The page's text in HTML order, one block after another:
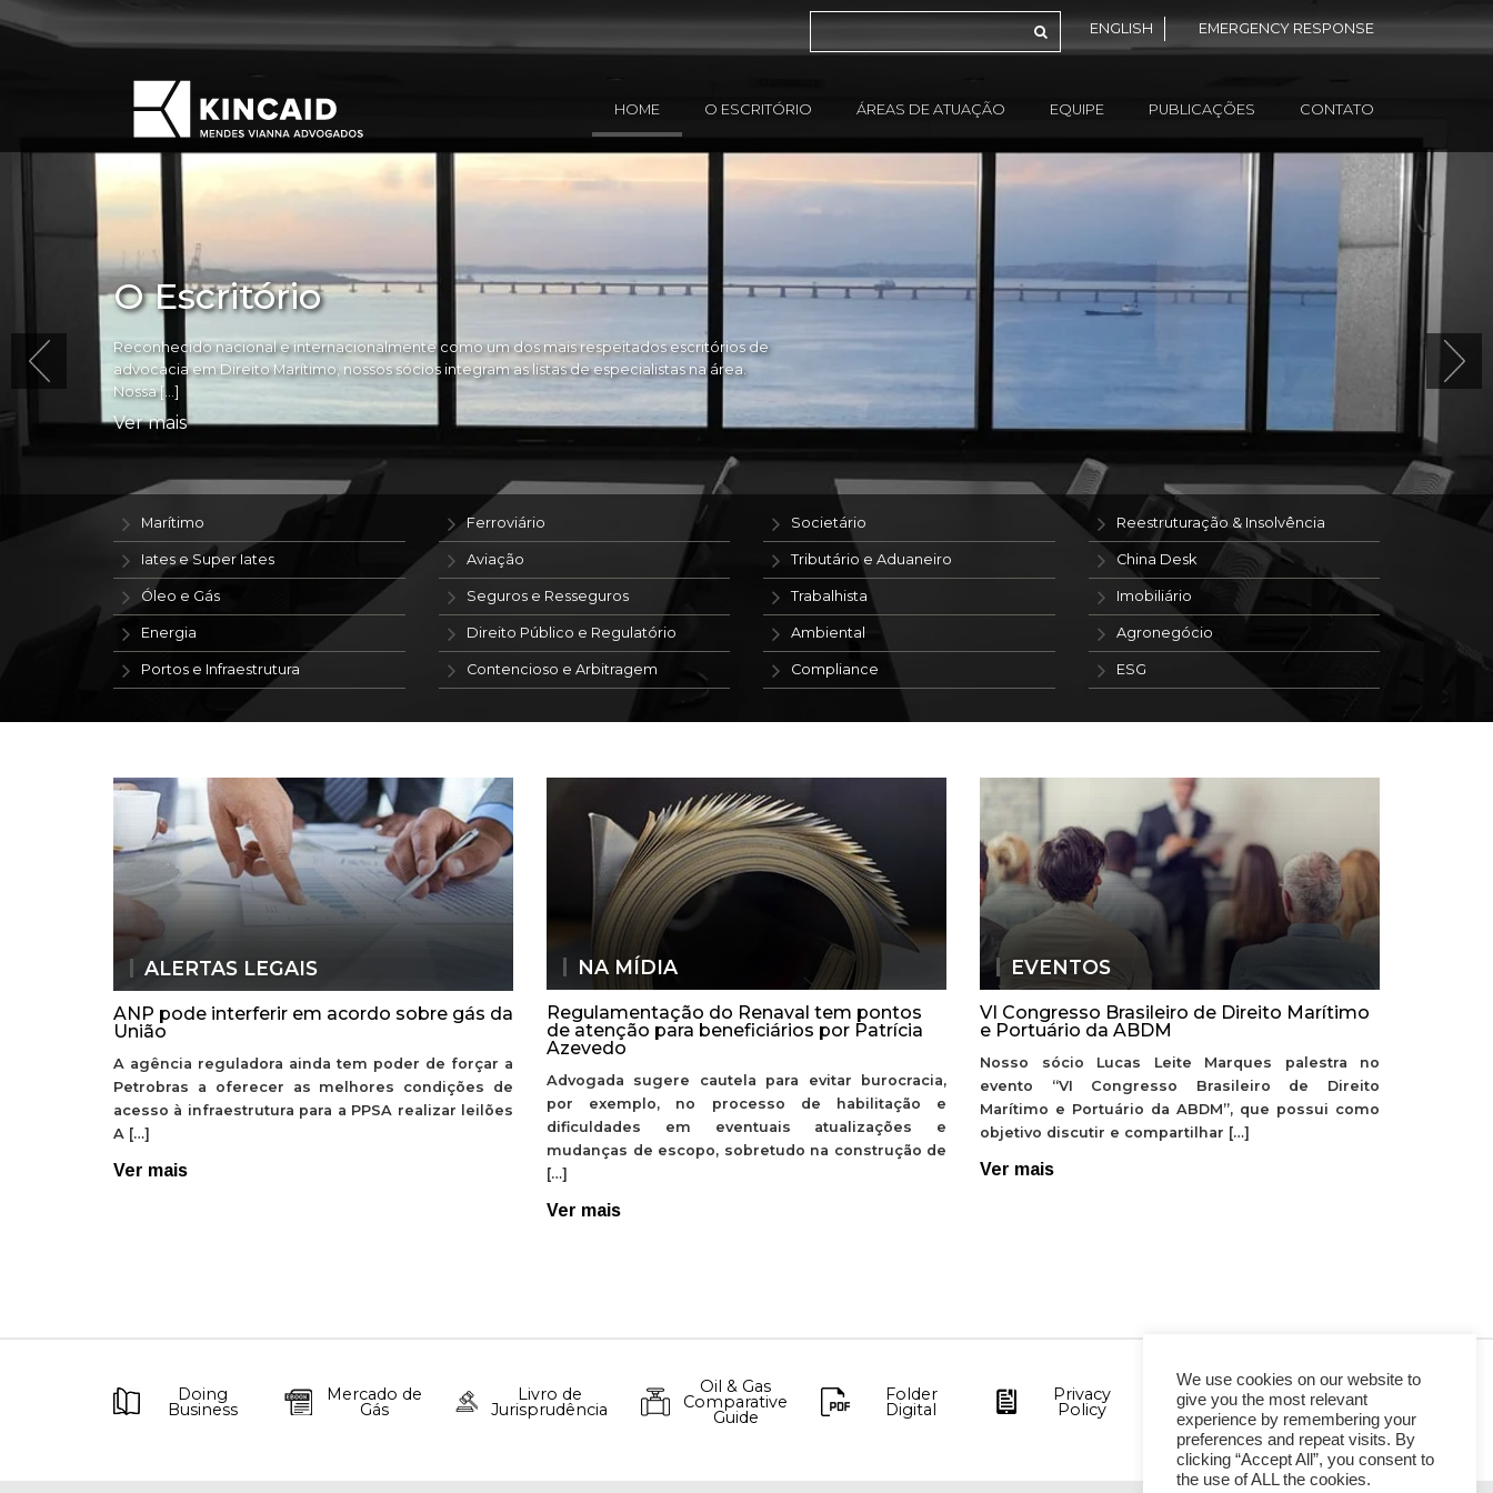
ENGLISH EMERGENCY RESPONSE
HOME O ESCRITÓRIO ÁREAS DE ATUAÇÃO EQUIPE PUBLICAÇÕES CONTATO
O Escritório
Reconhecido nacional e internacionalmente como um dos mais respeitados escritórios de
advocacia em Direito Marítimo, nossos sócios integram as listas de especialistas na área.
Nossa […]
Ver mais
Marítimo
Iates e Super Iates
Óleo e Gás
Energia
Portos e Infraestrutura
Ferroviário
Aviação
Seguros e Resseguros
Direito Público e Regulatório
Contencioso e Arbitragem
Societário
Tributário e Aduaneiro
Trabalhista
Ambiental
Compliance
Reestruturação & Insolvência
China Desk
Imobiliário
Agronegócio
ESG
ALERTAS LEGAIS
ANP pode interferir em acordo sobre gás da
União
A agência reguladora ainda tem poder de forçar a
Petrobras a oferecer as melhores condições de
acesso à infraestrutura para a PPSA realizar leilões
A […]
Ver mais
NA MÍDIA
Regulamentação do Renaval tem pontos
de atenção para beneficiários por Patrícia
Azevedo
Advogada sugere cautela para evitar burocracia,
por exemplo, no processo de habilitação e
dificuldades em eventuais atualizações e
mudanças de escopo, sobretudo na construção de
[…]
Ver mais
EVENTOS
VI Congresso Brasileiro de Direito Marítimo
e Portuário da ABDM
Nosso sócio Lucas Leite Marques palestra no
evento “VI Congresso Brasileiro de Direito
Marítimo e Portuário da ABDM”, que possui como
objetivo discutir e compartilhar […]
Ver mais
Doing
Business
Mercado de
Gás
Livro de
Jurisprudência
Oil & Gas
Comparative
Guide
Folder
Digital
Privacy
Policy
We use cookies on our website to
give you the most relevant
experience by remembering your
preferences and repeat visits. By
clicking “Accept All”, you consent to
the use of ALL the cookies.